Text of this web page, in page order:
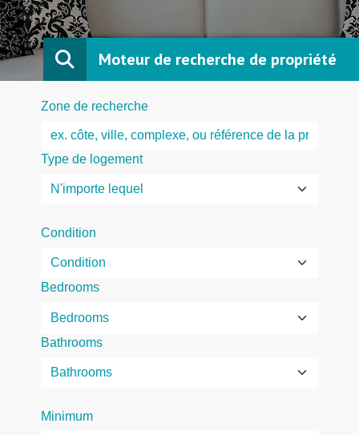
Moteur de recherche de propriété
Zone de recherche
Type de logement
Condition
Bedrooms
Bathrooms
Minimum